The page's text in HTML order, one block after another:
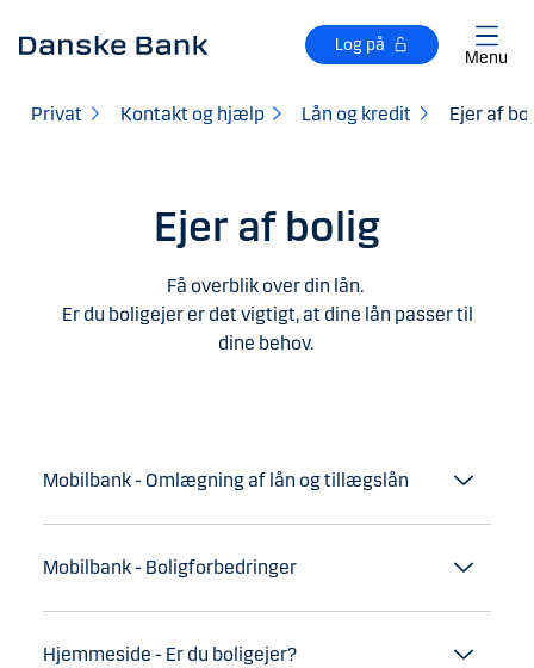
Log på
Menu
Privat Kontakt og hjælp Lån og kredit Ejer af
Ejer af bolig
Få overblik over din lån.
Er du boligejer er det vigtigt, at dine lån passer til
dine behov.
Mobilbank - Omlægning af lån og tillægslån
Mobilbank - Boligforbedringer
Hjemmeside - Er du boligejer?